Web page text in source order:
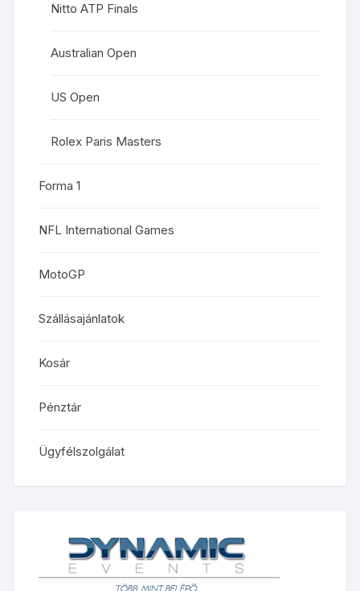
Nitto ATP Finals
Australian Open
US Open
Rolex Paris Masters
Forma 1
NFL International Games
MotoGP
Szállásajánlatok
Kosár
Pénztár
Ügyfélszolgálat